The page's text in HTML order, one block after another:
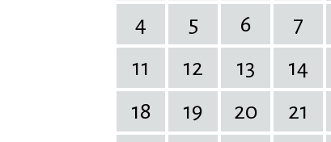
4
5 6 7
11
12 13 14
18
19 20 21